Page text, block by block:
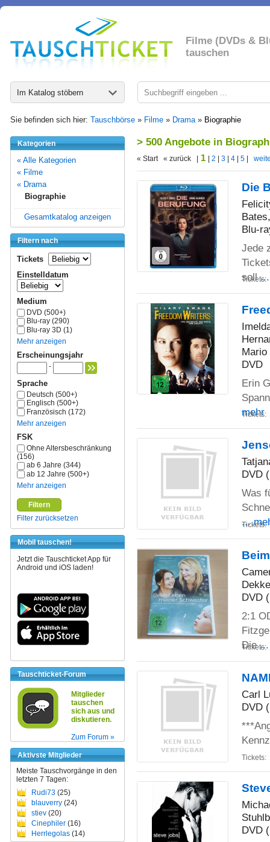
Filme (DVDs &
tauschen
Im Katalog stöbern
Sie befinden sich hier: Tauschbörse » Filme » Drama» Biographie
Kategorien
« Alle Kategorien
« Filme
« Drama
Biographie
Gesamtkatalog anzeigen
Filtern nach
Tickets
Einstelldatum
Medium
DVD (500+)
Blu-ray (290)
Blu-ray 3D (1)
Mehr anzeigen
Erscheinungsjahr
-
Sprache
Deutsch (500+)
Englisch (500+)
Französisch (172)
Mehr anzeigen
FSK
Ohne Altersbeschränkung
(156)
ab 6 Jahre (344)
ab 12 Jahre (500+)
Mehr anzeigen
Filtern
Filter zurücksetzen
Mobil tauschen!
Jetzt die Tauschticket App für
Android und iOS laden!
Tauschticket-Forum
Mitglieder
tauschen
sich aus und
diskutieren.
Zum Forum »
Aktivste Mitglieder
Meiste Tauschvorgänge in den
letzten 7 Tagen:
Rudi73 (25)
blauverry (24)
stiev (20)
Cinephiler (16)
Herrlegolas (14)
> 500 Angebote in
« Start « zurück | 1 2 3 4 5
Die
Blu-
Jede
soll
Tickets:
Mario
DVD
Erin
mehr
Tickets:
DVD
Was
...
Tickets:
DVD
2:1
Die
Tickets:
Carl
DVD
Tickets:
DVD